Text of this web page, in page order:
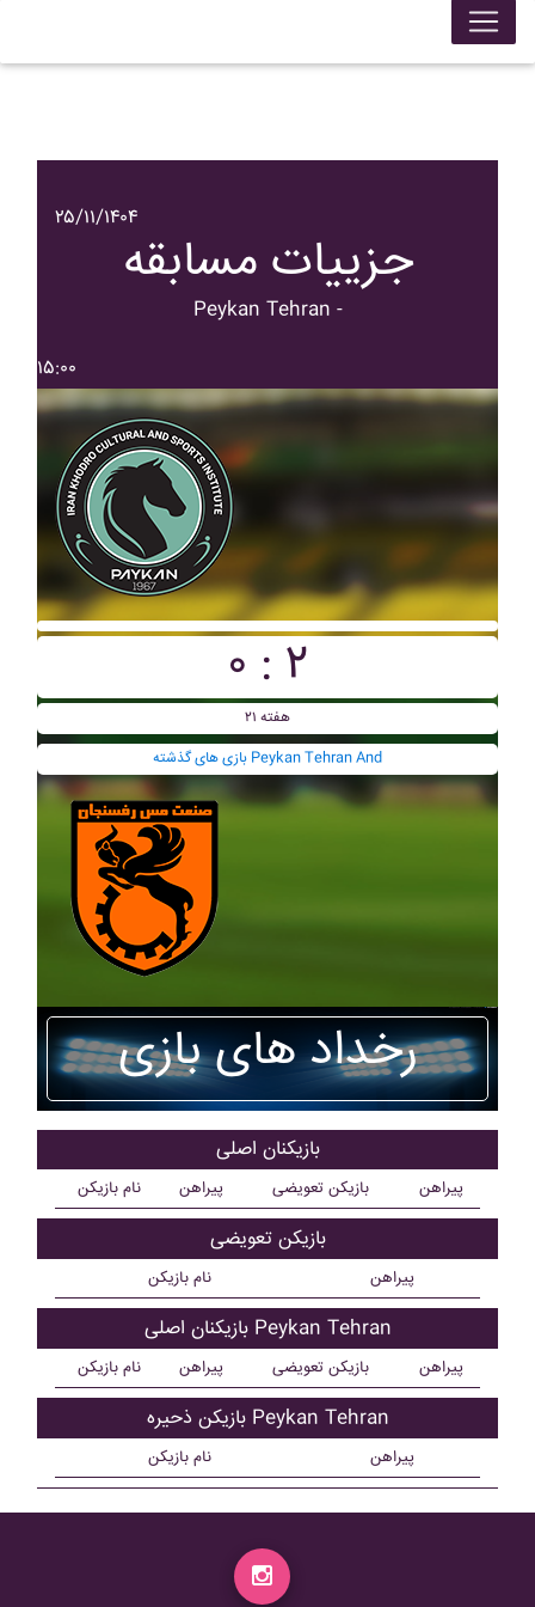
۲۵/۱۱/۱۴۰۴
جزییات مسابقه
Peykan Tehran -
۱۵:۰۰
۰ : ۲
هفته ۲۱
بازی های گذشته Peykan Tehran And
رخداد های بازی
بازیکنان اصلی
نام بازیکن پیراهن بازیکن تعویضی پیراهن
بازیکن تعویضی
نام بازیکن پیراهن
بازیکنان اصلی Peykan Tehran
نام بازیکن پیراهن بازیکن تعویضی پیراهن
بازیکن ذحیره Peykan Tehran
نام بازیکن پیراهن